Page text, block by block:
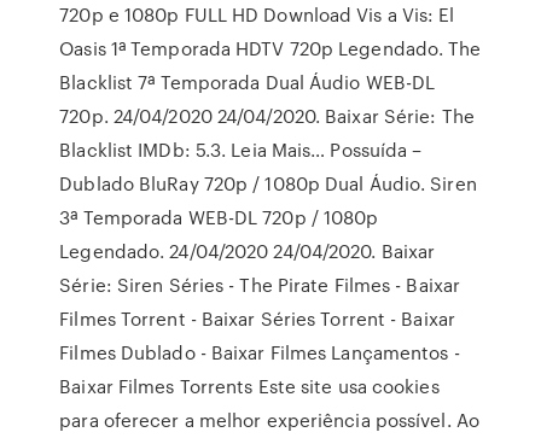
720p e 1080p FULL HD Download Vis a Vis: El
Oasis 1ª Temporada HDTV 720p Legendado. The
Blacklist 7ª Temporada Dual Áudio WEB-DL
720p. 24/04/2020 24/04/2020. Baixar Série: The
Blacklist IMDb: 5.3. Leia Mais… Possuída –
Dublado BluRay 720p / 1080p Dual Áudio. Siren
3ª Temporada WEB-DL 720p / 1080p
Legendado. 24/04/2020 24/04/2020. Baixar
Série: Siren Séries - The Pirate Filmes - Baixar
Filmes Torrent - Baixar Séries Torrent - Baixar
Filmes Dublado - Baixar Filmes Lançamentos -
Baixar Filmes Torrents Este site usa cookies
para oferecer a melhor experiência possível. Ao